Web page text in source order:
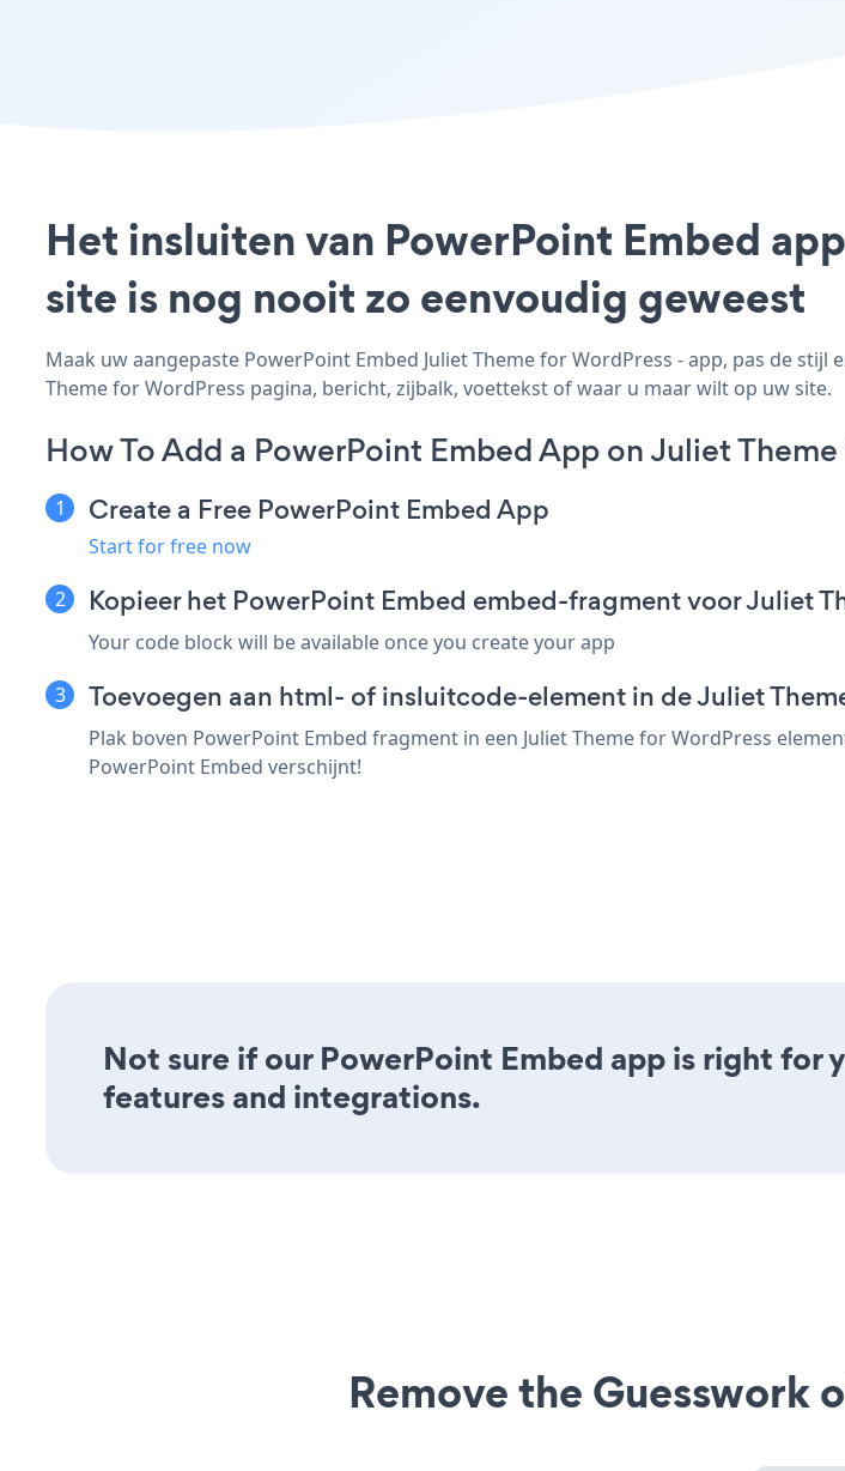
Het insluiten van PowerPoint Embed
site is nog nooit zo eenvoudig geweest
Maak uw aangepaste PowerPoint Embed Juliet Theme for WordPress - app, pas de
Theme for WordPress pagina, bericht, zijbalk, voettekst of waar u maar wilt op uw site.
How To Add a PowerPoint Embed App on Juliet
Create a Free PowerPoint Embed App
Start for free now
Kopieer het PowerPoint Embed embed-fragment voor Juliet
Your code block will be available once you create your app
Toevoegen aan html- of insluitcode-element in de Juliet
Plak boven PowerPoint Embed fragment in een Juliet Theme for WordPress
PowerPoint Embed verschijnt!
Not sure if our PowerPoint Embed app is right for
features and integrations.
Remove the Guesswork